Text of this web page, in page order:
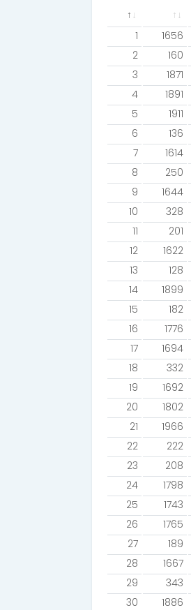
1
1656
2
160
3
1871
4
1891
5
1911
6
136
7
1614
8
250
9
1644
10
328
11
201
12
1622
13
128
14
1899
15
182
16
1776
17
1694
18
332
19
1692
20
1802
21
1966
22
222
23
208
24
1798
25
1743
26
1765
27
189
28
1667
29
343
30
1886